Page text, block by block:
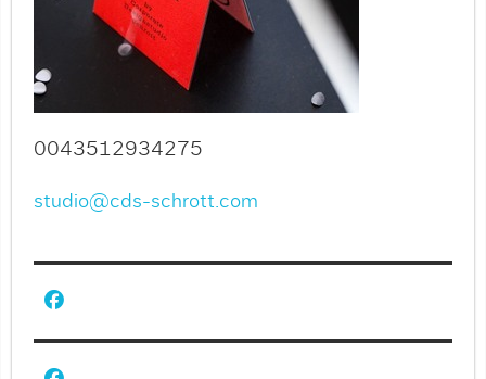
0043512934275
studio@cds-schrott.com